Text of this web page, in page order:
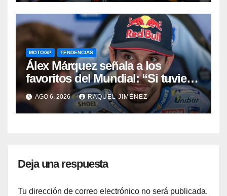
MOTOGP TENDENCIAS
Álex Márquez señala a los
favoritos del Mundial: “Si tuviera
que apostar mi dinero, ya sabéis
por quién sería”
AGO 6, 2026 RAQUEL JIMÉNEZ
Deja una respuesta
Tu dirección de correo electrónico no será publicada.